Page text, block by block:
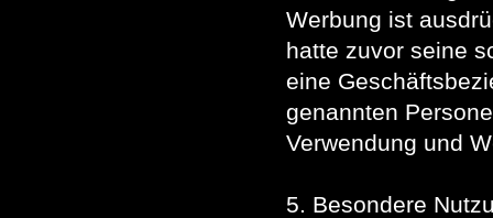
Werbung ist
hatte zuvor seine
eine
genannten
Verwendung und
5. Besondere